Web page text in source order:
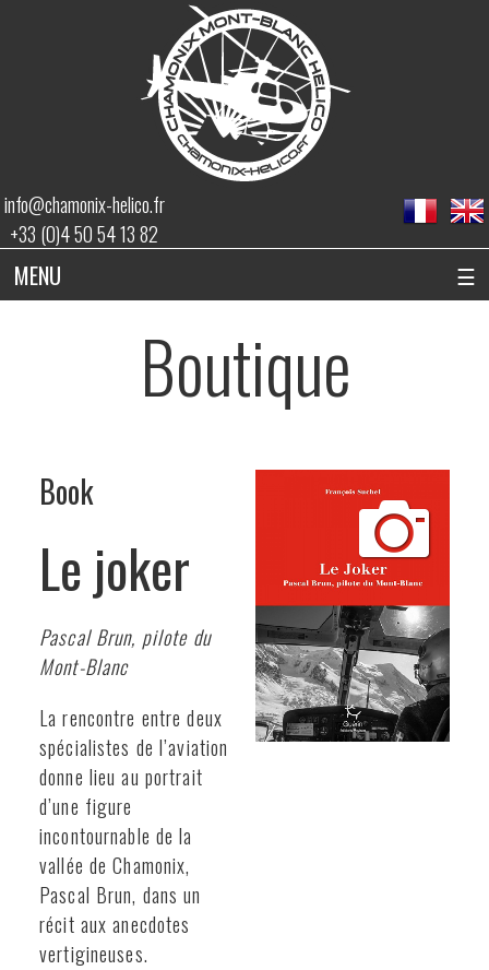
info@chamonix-helico.fr
+33 (0)4 50 54 13 82
MENU ☰
Boutique
Book
Le joker
Pascal Brun, pilote du
Mont-Blanc
La rencontre entre deux
spécialistes de l’aviation
donne lieu au portrait
d’une figure
incontournable de la
vallée de Chamonix,
Pascal Brun, dans un
récit aux anecdotes
vertigineuses.